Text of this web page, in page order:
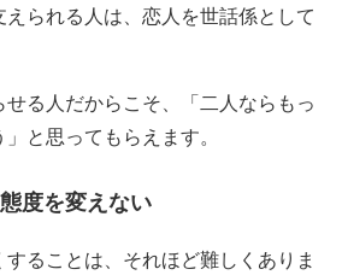
られる人は、恋人を世話係として
る人だからこそ、「二人ならもっ
と思ってもらえます。
度を変えない
ることは、それほど難しくありま